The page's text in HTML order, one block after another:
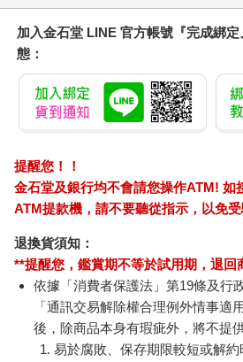
加入金石堂 LINE 官方帳號『完成綁
態：
提醒您！！
金石堂及銀行均不會請您操作ATM! 如
ATM提款機，請不要聽從指示，以免受
退換貨須知：
**提醒您，鑑賞期不等於試用期，退回
依據「消費者保護法」第19條及行
「通訊交易解除權合理例外情事適
後，除商品本身有瑕疵外，將不提
易於腐敗、保存期限較短或解